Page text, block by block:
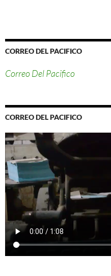
CORREO DEL PACIFICO
Correo Del Pacifico
CORREO DEL PACIFICO